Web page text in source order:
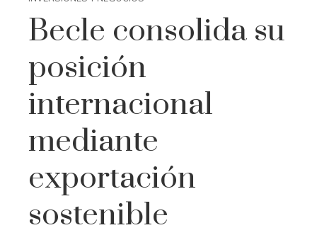
Becle consolida su
posición
internacional
mediante
exportación
sostenible